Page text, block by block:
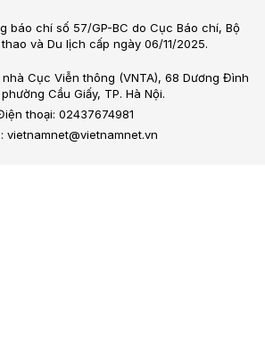
báo chí số 57/GP-BC do Cục Báo chí, Bộ
và Du lịch cấp ngày 06/11/2025.
Cục Viễn thông (VNTA), 68 Dương Đình
Cầu Giấy, TP. Hà Nội.
thoại: 02437674981
vietnamnet@vietnamnet.vn